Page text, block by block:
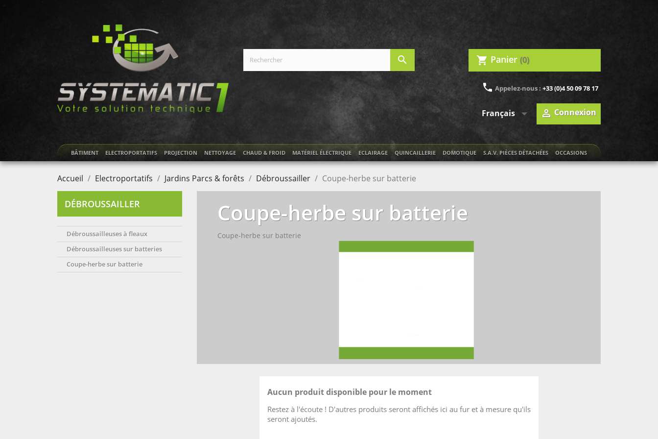
search shopping_cart Panier (0)
phone Appelez-nous : +33 (0)4 50 09 78 17
Français   Connexion
BÂTIMENT ELECTROPORTATIFS PROJECTION NETTOYAGE CHAUD & FROID MATÉRIEL ÉLECTRIQUE ECLAIRAGE QUINCAILLERIE DOMOTIQUE S.A.V. PIÈCES DÉTACHÉES OCCASIONS
Accueil Electroportatifs Jardins Parcs & forêts Débroussailler Coupe-herbe sur batterie
DÉBROUSSAILLER
Débroussailleuses à fleaux
Débroussailleuses sur batteries
Coupe-herbe sur batterie
Coupe-herbe sur batterie
Coupe-herbe sur batterie
Aucun produit disponible pour le moment
Restez à l'écoute ! D'autres produits seront affichés ici au fur et à mesure qu'ils
seront ajoutés.